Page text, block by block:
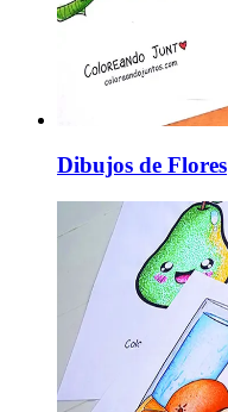
Dibujos de Flores